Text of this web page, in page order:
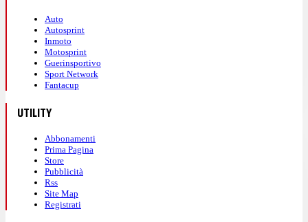
Auto
Autosprint
Inmoto
Motosprint
Guerinsportivo
Sport Network
Fantacup
UTILITY
Abbonamenti
Prima Pagina
Store
Pubblicità
Rss
Site Map
Registrati